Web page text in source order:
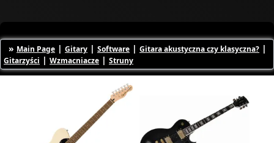
» Main Page | Gitary | Software | Gitara akustyczna czy klasyczna? |
Gitarzyści | Wzmacniacze | Struny